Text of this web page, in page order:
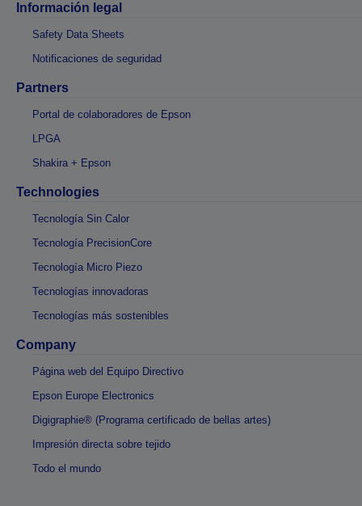
Información legal
Safety Data Sheets
Notificaciones de seguridad
Partners
Portal de colaboradores de Epson
LPGA
Shakira + Epson
Technologies
Tecnología Sin Calor
Tecnología PrecisionCore
Tecnología Micro Piezo
Tecnologías innovadoras
Tecnologías más sostenibles
Company
Página web del Equipo Directivo
Epson Europe Electronics
Digigraphie® (Programa certificado de bellas artes)
Impresión directa sobre tejido
Todo el mundo